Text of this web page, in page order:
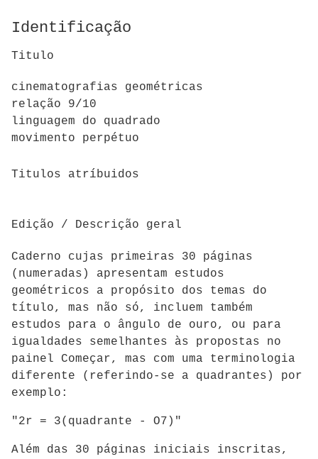
Identificação
Titulo
cinematografias geométricas
relação 9/10
linguagem do quadrado
movimento perpétuo
Titulos atríbuidos
Edição / Descrição geral
Caderno cujas primeiras 30 páginas
(numeradas) apresentam estudos
geométricos a propósito dos temas do
título, mas não só, incluem também
estudos para o ângulo de ouro, ou para
igualdades semelhantes às propostas no
painel Começar, mas com uma terminologia
diferente (referindo-se a quadrantes) por
exemplo:
"2r = 3(quadrante - O7)"
Além das 30 páginas iniciais inscritas,